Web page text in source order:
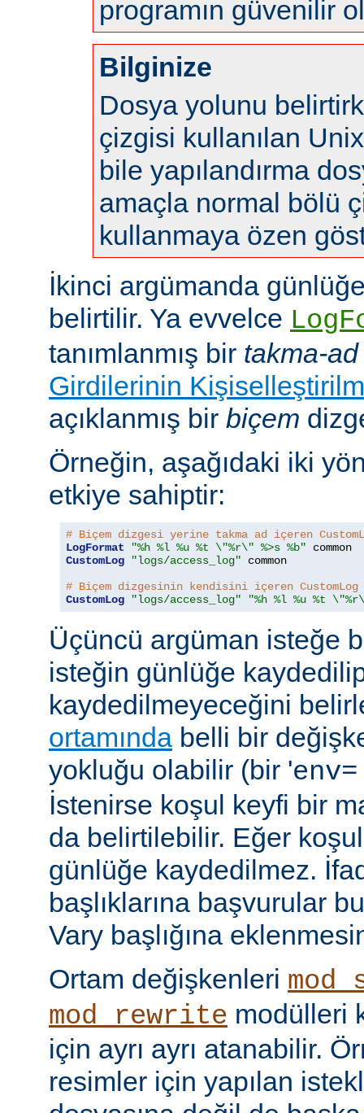
programın güvenilir
Bilginize
Dosya yolunu
çizgisi kullanılan
bile yapılandırma
amaçla normal bölü
kullanmaya özen
İkinci argümanda
belirtilir. Ya evvelce
tanımlanmış bir takma-ad
Girdilerinin
açıklanmış bir biçem
Örneğin, aşağıdaki iki
etkiye sahiptir:
# Biçem dizgesi yerine takma ad içeren
LogFormat
"%h %l %u %t \"%r\" %>s %b"
CustomLog
"logs/access_log" common
# Biçem dizgesinin kendisini içeren CustomLog
CustomLog
"logs/access_log" "%h %l %u %t
Üçüncü argüman isteğe
isteğin günlüğe
kaydedilmeyeceğini
ortamında belli bir
yokluğu olabilir (bir '
İstenirse koşul keyfi bir
da belirtilebilir. Eğer
günlüğe kaydedilmez.
başlıklarına başvurular
Vary başlığına
Ortam değişkenleri
mod_rewrite modülleri
için ayrı ayrı atanabilir.
resimler için yapılan